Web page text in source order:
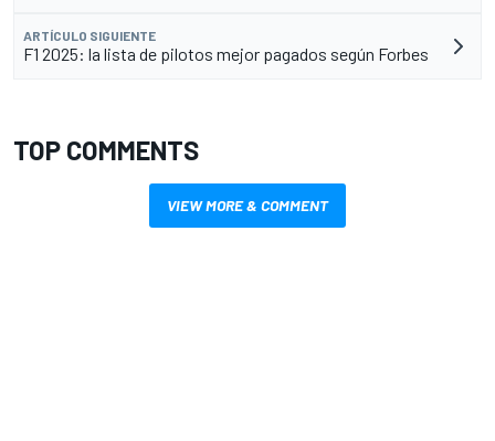
ARTÍCULO SIGUIENTE
F1 2025: la lista de pilotos mejor pagados según Forbes
TOP COMMENTS
VIEW MORE & COMMENT